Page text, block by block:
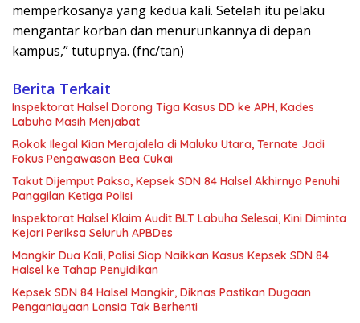
memperkosanya yang kedua kali. Setelah itu pelaku
mengantar korban dan menurunkannya di depan
kampus,” tutupnya. (fnc/tan)
Berita Terkait
Inspektorat Halsel Dorong Tiga Kasus DD ke APH, Kades
Labuha Masih Menjabat
Rokok Ilegal Kian Merajalela di Maluku Utara, Ternate Jadi
Fokus Pengawasan Bea Cukai
Takut Dijemput Paksa, Kepsek SDN 84 Halsel Akhirnya Penuhi
Panggilan Ketiga Polisi
Inspektorat Halsel Klaim Audit BLT Labuha Selesai, Kini Diminta
Kejari Periksa Seluruh APBDes
Mangkir Dua Kali, Polisi Siap Naikkan Kasus Kepsek SDN 84
Halsel ke Tahap Penyidikan
Kepsek SDN 84 Halsel Mangkir, Diknas Pastikan Dugaan
Penganiayaan Lansia Tak Berhenti